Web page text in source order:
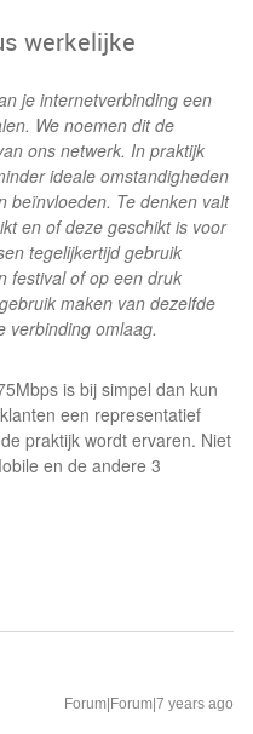
werkelijke
je internetverbinding een
We noemen dit de
ons netwerk. In praktijk
ideale omstandigheden
beïnvloeden. Te denken valt
en of deze geschikt is voor
tegelijkertijd gebruik
festival of op een druk
maken van dezelfde
verbinding omlaag.
is bij simpel dan kun
een representatief
praktijk wordt ervaren. Niet
en de andere 3
Forum|Forum|7 years ago